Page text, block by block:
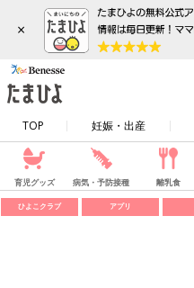
×
TOP 妊娠・出産
育児グッズ 病気・予防接種 離乳食
ひよこクラブ アプリ